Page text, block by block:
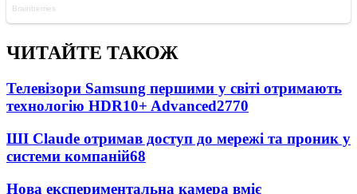
ЧИТАЙТЕ ТАКОЖ
Телевізори Samsung першими у світі отримають
технологію HDR10+ Advanced2770
ШІ Claude отримав доступ до мережі та проник у
системи компаній68
Нова експериментальна камера вміє